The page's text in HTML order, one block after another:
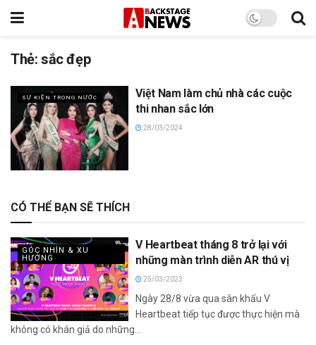
Thẻ:sắc đẹp
SỰ KIỆN TRONG NƯỚC
Việt Nam làm chủ nhà các cuộc
thi nhan sắc lớn
28/03/2024
CÓ THỂ BẠN SẼ THÍCH
GÓC NHÌN & XU
HƯỚNG
V Heartbeat tháng 8 trở lại với
những màn trình diễn AR thú vị
25/03/2023
Ngày 28/8 vừa qua sân khấu V
Heartbeat tiếp tục được thực hiện mà
không có khán giả do những...